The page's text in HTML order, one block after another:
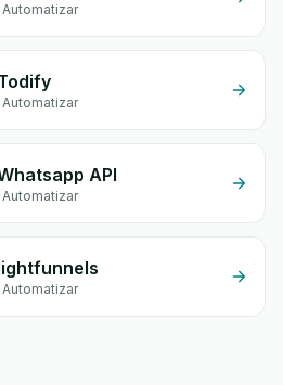
API